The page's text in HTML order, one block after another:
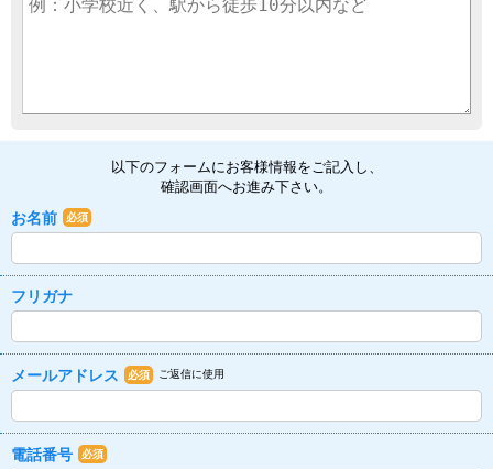
以下のフォームにお客様情報をご記入し、
確認画面へお進み下さい。
お名前 必須
フリガナ
メールアドレス 必須 ご返信に使用
電話番号 必須